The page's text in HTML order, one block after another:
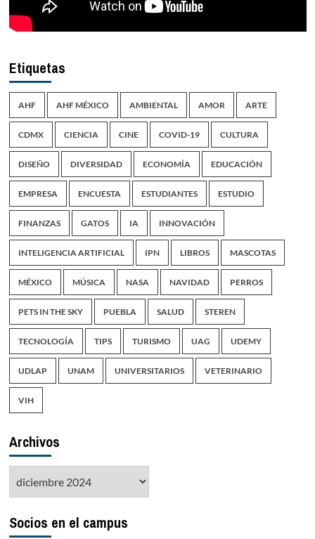
Etiquetas
AHF AHF MÉXICO AMBIENTAL AMOR ARTE
CDMX CIENCIA CINE COVID-19 CULTURA
DISEÑO DIVERSIDAD ECONOMÍA EDUCACIÓN
EMPRESA ENCUESTA ESTUDIANTES ESTUDIO
FINANZAS GATOS IA INNOVACIÓN
INTELIGENCIA ARTIFICIAL IPN LIBROS MASCOTAS
MÉXICO MÚSICA NASA NAVIDAD PERROS
PETS IN THE SKY PUEBLA SALUD STEREN
TECNOLOGÍA TIPS TURISMO UAG UDEMY
UDLAP UNAM UNIVERSITARIOS VETERINARIO
VIH
Archivos
Socios en el campus